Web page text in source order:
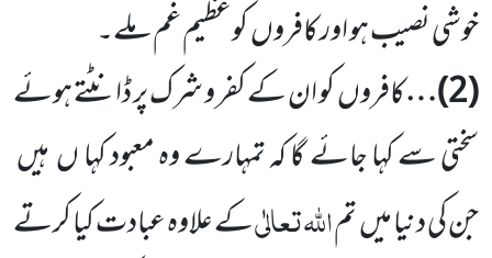
خوشی نصیب ہو اور کافروںکوعظیم غم ملے۔
(
2
)…کافروںکو ان کے کفر و شرک پر ڈانٹتے ہوئے
سختی سے کہا جائے گا کہ تمہارے وہ معبود کہا ںہیں
جن کی دنیا میںتماللہتعالٰیکے علاوہ عبادت کیا کرتے